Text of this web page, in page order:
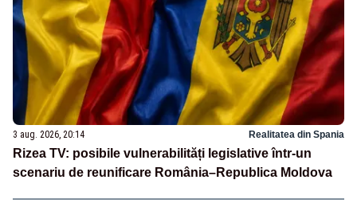
3 aug. 2026, 20:14 Realitatea din Spania
Rizea TV: posibile vulnerabilități legislative într-un
scenariu de reunificare România–Republica Moldova